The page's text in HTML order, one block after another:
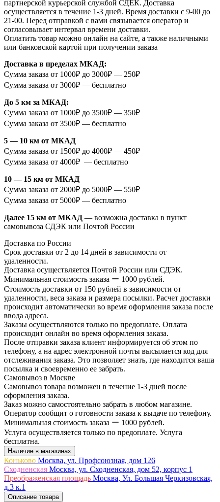
партнерской курьерской службой СДЕК. Доставка
осуществляется в течение 1-3 дней. Время доставки с 9-00 до
21-00. Перед отправкой с вами связывается оператор и
согласовывает интервал времени доставки.
Оплатить товар можно онлайн на сайте, а также наличными
или банковской картой при получении заказа
Доставка в пределах МКАД:
Сумма заказа от 1000₽ до 3000₽ — 250₽
Сумма заказа от 3000₽ — бесплатно
До 5 км за МКАД:
Сумма заказа от 1000₽ до 3500₽ — 350₽
Сумма заказа от 3500₽ — бесплатно
5 — 10 км от МКАД
Сумма заказа от 1500₽ до 4000₽ — 450₽
Сумма заказа от 4000₽ — бесплатно
10 — 15 км от МКАД
Сумма заказа от 2000₽ до 5000₽ — 550₽
Сумма заказа от 5000₽ — бесплатно
Далее 15 км от МКАД — возможна доставка в пункт
самовывоза СДЭК или Почтой России
Доставка по России
Срок доставки от 2 до 14 дней в зависимости от
удаленности.
Доставка осуществляется Почтой России или СДЭК.
Минимальная стоимость заказа ー 1000 рублей.
Стоимость доставки от 150 рублей в зависимости от
удаленности, веса заказа и размера посылки. Расчет доставки
происходит автоматически во время оформления заказа после
ввода адреса.
Заказы осуществляются только по предоплате. Оплата
происходит онлайн во время оформления заказа.
После отправки заказа клиент информируется об этом по
телефону, а на адрес электронной почты высылается код для
отслеживания заказа. Это позволяет знать, где находится ваша
посылка и своевременно ее забрать.
Самовывоз в Москве
Самовывоз товара возможен в течение 1-3 дней после
оформления заказа.
Заказ можно самостоятельно забрать в любом магазине.
Оператор сообщит о готовности заказа к выдаче по телефону.
Минимальная стоимость заказа ー 1000 рублей.
Услуга осуществляется только по предоплате. Услуга
бесплатна.
Наличие в магазинах
Коньково Москва, ул. Профсоюзная, дом 126
Сходненская Москва, ул. Сходненская, дом 52, корпус 1
Преображенская площадь Москва, Ул. Большая Черкизовская,
д.3 к.1
Описание товара